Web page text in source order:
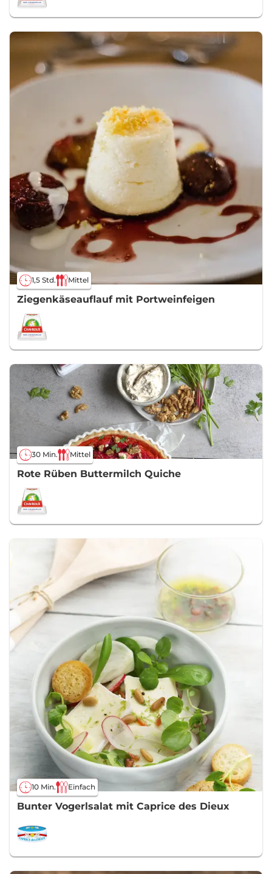
1,5 Std. Mittel
Ziegenkäseauflauf mit Portweinfeigen
30 Min. Mittel
Rote Rüben Buttermilch Quiche
10 Min. Einfach
Bunter Vogerlsalat mit Caprice des Dieux